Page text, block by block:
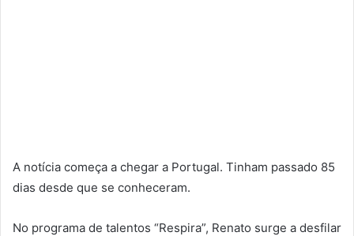
A notícia começa a chegar a Portugal. Tinham passado 85
dias desde que se conheceram.
No programa de talentos “Respira”, Renato surge a desfilar